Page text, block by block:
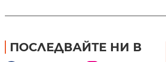
ПОСЛЕДВАЙТЕ НИ В